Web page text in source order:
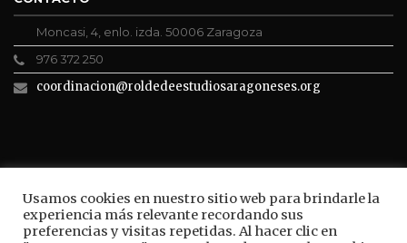
Usamos cookies en nuestro sitio web para brindarle la
experiencia más relevante recordando sus
preferencias y visitas repetidas. Al hacer clic en
Moncasi, 4, enlo. izda. 50006 Zaragoza
976 372 250
coordinacion@roldedeestudiosaragoneses.org
ROLDE CONECTA